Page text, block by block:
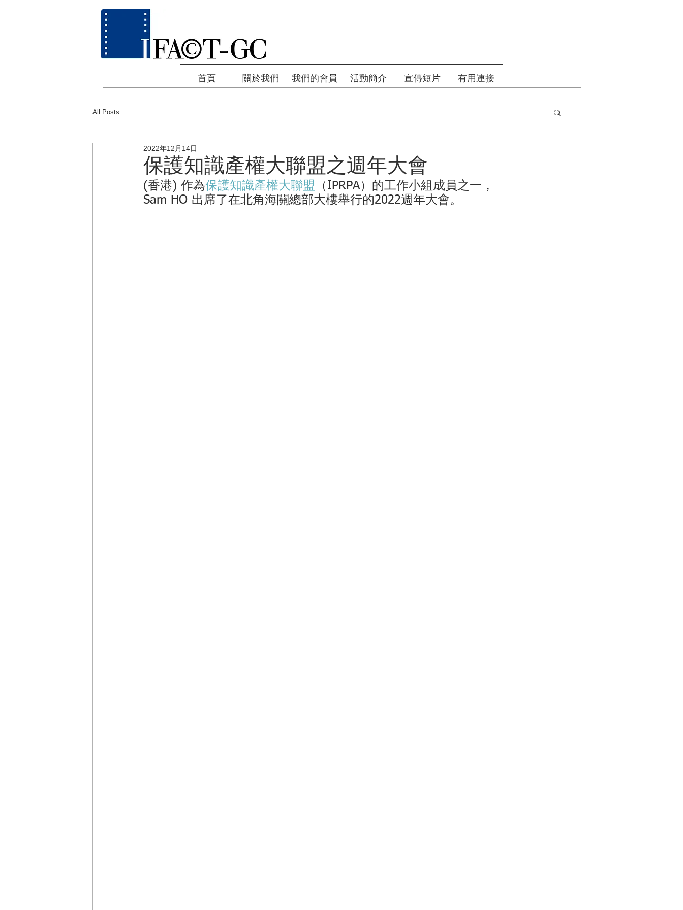
首頁 關於我們 我們的會員 活動簡介 宣傳短片 有用連接
All Posts
保護知識產權大聯盟之週年大會
2022年12月14日
(香港) 作為保護知識產權大聯盟
（IPRPA）的工作小組成員之一，
Sam HO 出席了在北角海關總部大樓舉行的2022週年大會。